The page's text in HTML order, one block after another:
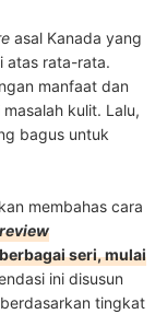
asal Kanada yang
atas rata-rata.
manfaat dan
kulit. Lalu,
bagus untuk
membahas cara
review
seri, mulai
ini disusun
tingkat